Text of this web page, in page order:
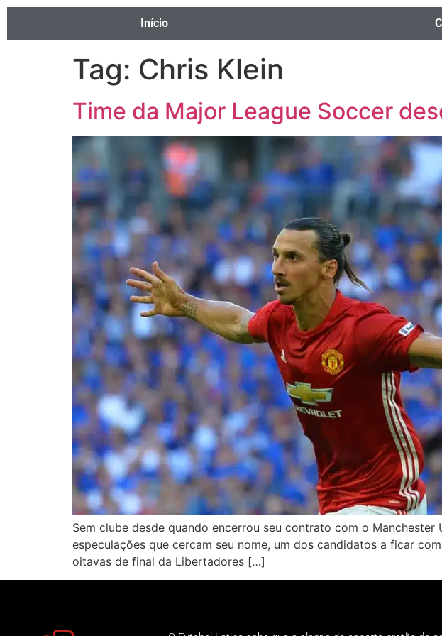
Início
Tag: Chris Klein
Time da Major League Soccer
Sem clube desde quando encerrou seu contrato com o
especulações que cercam seu nome, um dos candidatos a ficar
oitavas de final da Libertadores […]